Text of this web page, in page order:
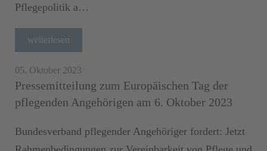
Pflegepolitik a…
weiterlesen
05. Oktober 2023
Pressemitteilung zum Europäischen Tag der
pflegenden Angehörigen am 6. Oktober 2023
Bundesverband pflegender Angehöriger fordert: Jetzt